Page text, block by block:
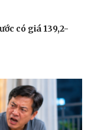
có giá 139,2-